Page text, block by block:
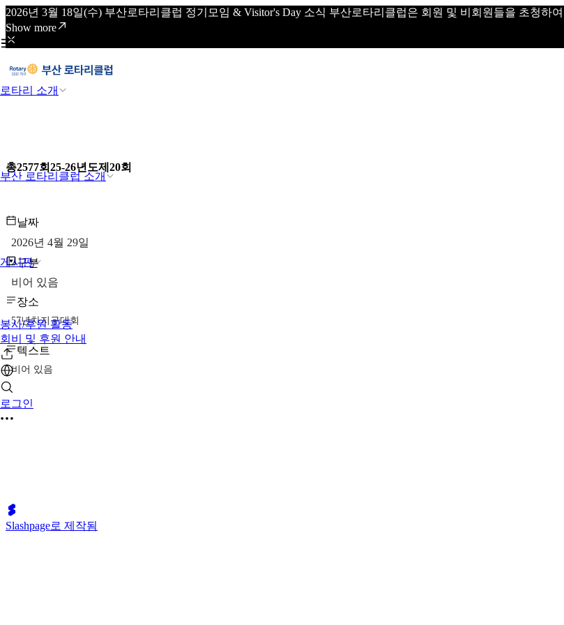
2026년 3월 18일(수) 부산로타리클럽 정기모임 & Visitor's Day 소식 부산로타리클럽은 회원 및 비회원들을 초청하
Show more
로타리 소개
부산 로타리클럽 소개
게시판
봉사/후원 활동
회비 및 후원 안내
로그인
총2577회25-26년도제20회
날짜
2026년 4월 29일
구분
비어 있음
장소
57년차지구대회
텍스트
비어 있음
Slashpage로 제작됨